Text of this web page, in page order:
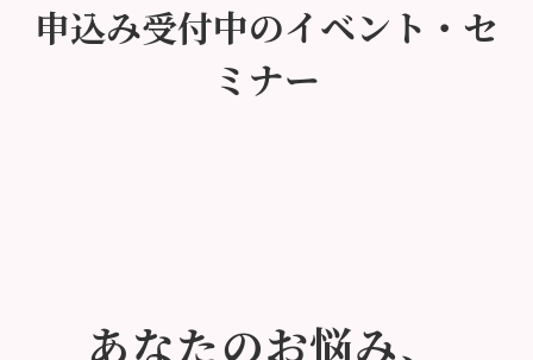
申込み受付中のイベント・セ
ミナー
あなたのお悩み、